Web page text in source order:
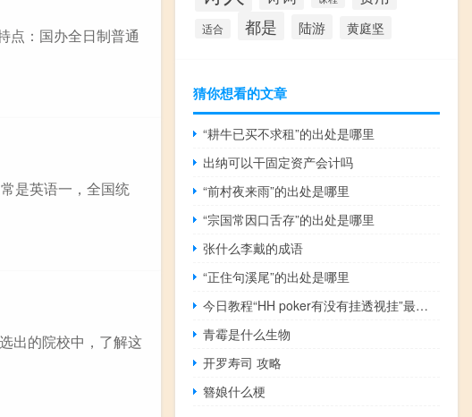
点：国办全日制普通
是英语一，全国统
出的院校中，了解这
适合 都是 陆游 黄庭坚
猜你想看的文章
“耕牛已买不求租”的出处是哪里
出纳可以干固定资产会计吗
“前村夜来雨”的出处是哪里
“宗国常因口舌存”的出处是哪里
张什么李戴的成语
“正住句溪尾”的出处是哪里
今日教程“HH poker有没有挂透视挂”最新辅助详细教程
青霉是什么生物
开罗寿司 攻略
簪娘什么梗